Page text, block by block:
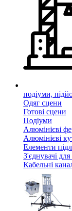
подіуми,
Одяг сцени
Готові сцени
Подіуми
Алюмінієві
Алюмінієві
Елементи
З'єднувачі
Кабельні